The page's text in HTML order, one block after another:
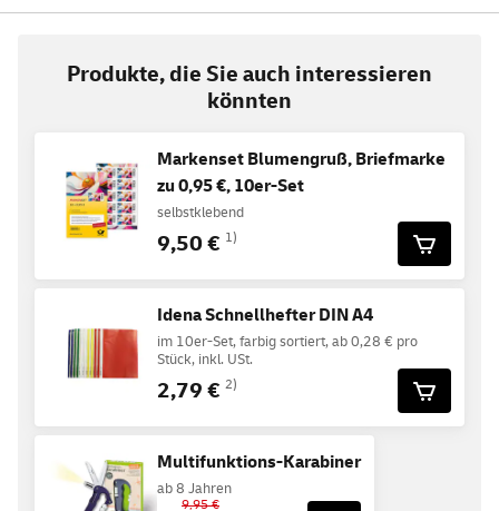
Produkte, die Sie auch interessieren
könnten
Markenset Blumengruß, Briefmarke
zu 0,95 €, 10er-Set
selbstklebend
9,50 € 1)
Idena Schnellhefter DIN A4
im 10er-Set, farbig sortiert, ab 0,28 € pro
Stück, inkl. USt.
2,79 € 2)
Multifunktions-Karabiner
ab 8 Jahren
9,95 €